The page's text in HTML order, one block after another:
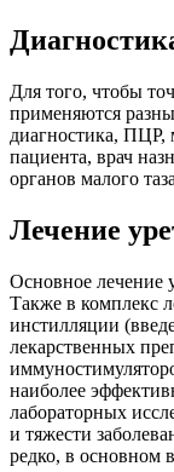
Для того, чтобы
применяются
диагностика, ПЦР,
пациента, врач
органов малого
Лечение
Основное лечение
Также в комплекс
инстилляции
лекарственных
наиболее
лабораторных
и тяжести
редко, в основном